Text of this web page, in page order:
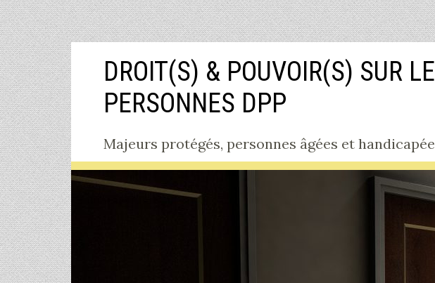
contenu
DROIT(S) & POUVOIR(S) SUR
PERSONNES DPP
Majeurs protégés, personnes âgées et